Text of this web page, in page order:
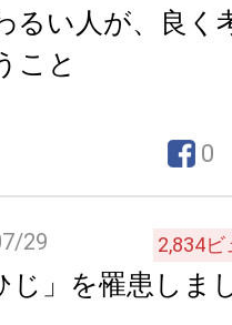
るい人が、良く
こと
0
29 2,834ビ
じ」を罹患しま